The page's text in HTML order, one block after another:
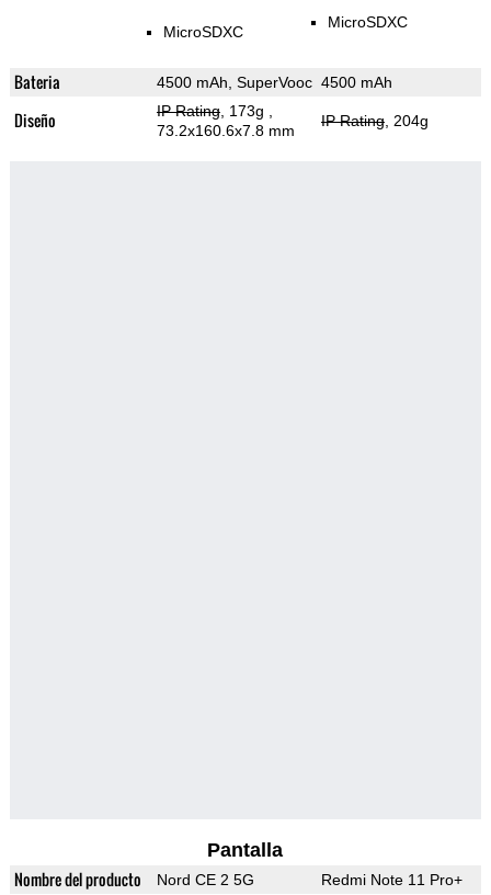
MicroSDXC
MicroSDXC
Bateria 4500 mAh, SuperVooc 4500 mAh
Diseño IP Rating, 173g
73.2x160.6x7.8 mm
IP Rating, 204g
Pantalla
Nombre del producto Nord CE 2 5G Redmi Note 11 Pro+